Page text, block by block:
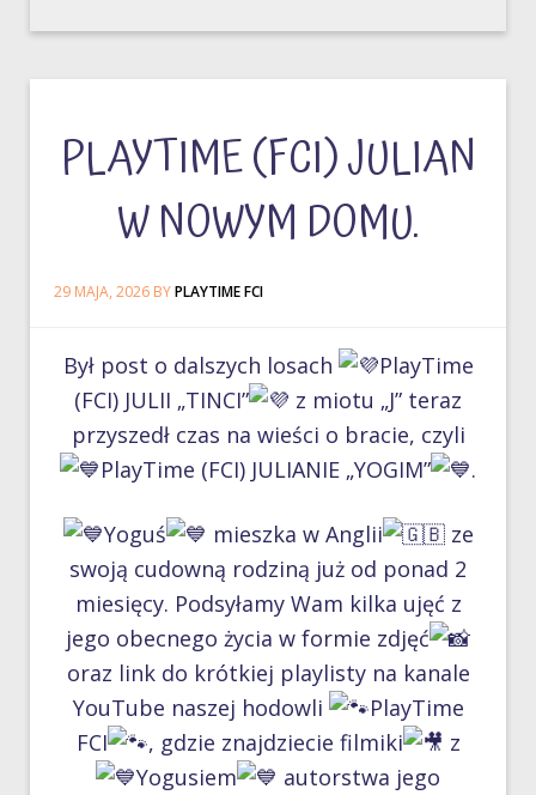
PLAYTIME (FCI) JULIAN
W NOWYM DOMU.
29 MAJA, 2026 BYPLAYTIME FCI
Był post o dalszych losach
PlayTime
(FCI) JULII „TINCI”
z miotu „J” teraz
przyszedł czas na wieści o bracie, czyli
PlayTime (FCI) JULIANIE „YOGIM”
.
Yoguś mieszka w Anglii
ze
swoją cudowną rodziną już od ponad 2
miesięcy. Podsyłamy Wam kilka ujęć z
jego obecnego życia w formie zdjęć
oraz link do krótkiej playlisty na kanale
YouTube naszej hodowli
PlayTime
FCI
, gdzie znajdziecie filmiki
z
Yogusiem
autorstwa jego